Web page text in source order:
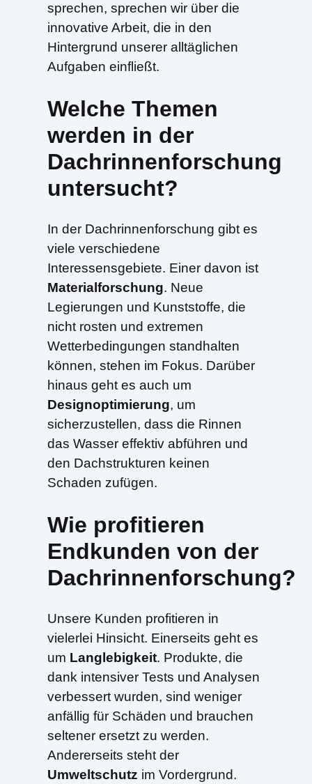
sprechen, sprechen wir über die
innovative Arbeit, die in den
Hintergrund unserer alltäglichen
Aufgaben einfließt.
Welche Themen
werden in der
Dachrinnenforschung
untersucht?
In der Dachrinnenforschung gibt es
viele verschiedene
Interessensgebiete. Einer davon ist
Materialforschung. Neue
Legierungen und Kunststoffe, die
nicht rosten und extremen
Wetterbedingungen standhalten
können, stehen im Fokus. Darüber
hinaus geht es auch um
Designoptimierung, um
sicherzustellen, dass die Rinnen
das Wasser effektiv abführen und
den Dachstrukturen keinen
Schaden zufügen.
Wie profitieren
Endkunden von der
Dachrinnenforschung?
Unsere Kunden profitieren in
vielerlei Hinsicht. Einerseits geht es
um Langlebigkeit. Produkte, die
dank intensiver Tests und Analysen
verbessert wurden, sind weniger
anfällig für Schäden und brauchen
seltener ersetzt zu werden.
Andererseits steht der
Umweltschutz im Vordergrund.